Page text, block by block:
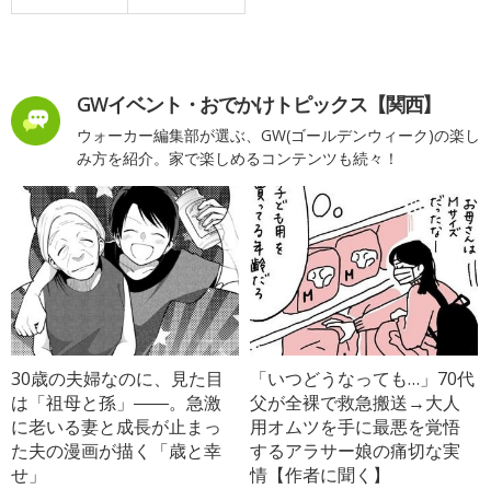
GWイベント・おでかけトピックス【関西】
ウォーカー編集部が選ぶ、GW(ゴールデンウィーク)の楽し
み方を紹介。家で楽しめるコンテンツも続々！
30歳の夫婦なのに、見た目
は「祖母と孫」――。急激
に老いる妻と成長が止まっ
た夫の漫画が描く「歳と幸
せ」
「いつどうなっても…」70代
父が全裸で救急搬送→大人
用オムツを手に最悪を覚悟
するアラサー娘の痛切な実
情【作者に聞く】